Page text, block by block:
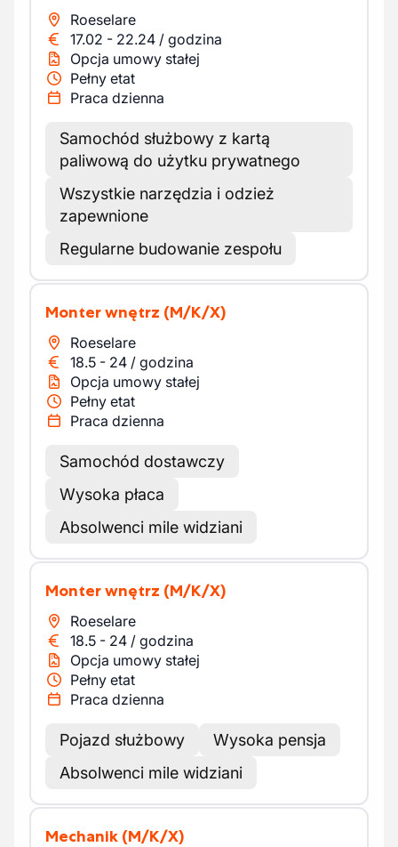
Roeselare
17.02 - 22.24 / godzina
Opcja umowy stałej
Pełny etat
Praca dzienna
Samochód służbowy z kartą
paliwową do użytku prywatnego
Wszystkie narzędzia i odzież
zapewnione
Regularne budowanie zespołu
Monter wnętrz (M/K/X)
Roeselare
18.5 - 24 / godzina
Opcja umowy stałej
Pełny etat
Praca dzienna
Samochód dostawczy
Wysoka płaca
Absolwenci mile widziani
Monter wnętrz (M/K/X)
Roeselare
18.5 - 24 / godzina
Opcja umowy stałej
Pełny etat
Praca dzienna
Pojazd służbowy
Wysoka pensja
Absolwenci mile widziani
Mechanik (M/K/X)